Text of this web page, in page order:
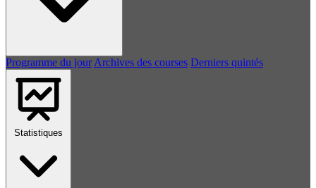
Programme du jour Archives des courses Derniers quintés
Statistiques